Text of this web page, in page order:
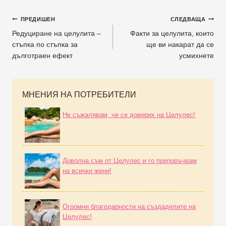
ПРЕДИШЕН
Редуциране на целулита –
стъпка по стъпка за
дълготраен ефект
СЛЕДВАЩА
Факти за целулита, които
ще ви накарат да се
усмихнете
МНЕНИЯ НА ПОТРЕБИТЕЛИ
Не съжалявам, че се доверих на Целулес!
Доволна съм от Целулес и го препоръчвам
на всички жени!
Огромни благодарности на създаделите на
Целулес!